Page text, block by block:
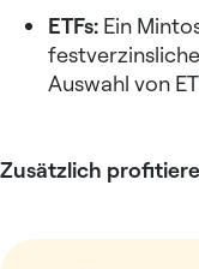
ETFs: Ein
Auswahl von
Zusätzlich